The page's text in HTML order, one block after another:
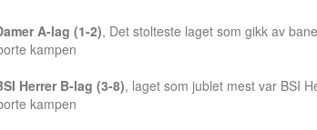
A-lag (1-2), Det stolteste laget som gikk av
kampen
Herrer B-lag (3-8), laget som jublet mest var BSI
kampen